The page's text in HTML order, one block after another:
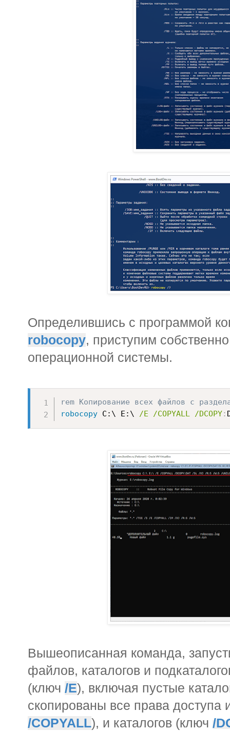
Определившись с программой
robocopy, приступим
операционной системы.
rem Копирование всех файлов с
robocopy C:\ E:\ /E /COPYALL /DCOPY:
Вышеописанная команда,
файлов, каталогов и
(ключ /E), включая пустые
скопированы все права
/COPYALL), и каталогов (ключ /